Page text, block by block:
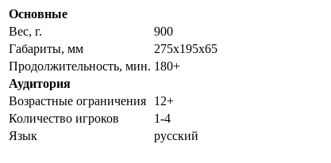
Основные
Вес, г.
900
Габариты, мм
275х195х65
Продолжительность, мин. 180+
Аудитория
Возрастные ограничения
12+
Количество игроков
1-4
Язык
русский